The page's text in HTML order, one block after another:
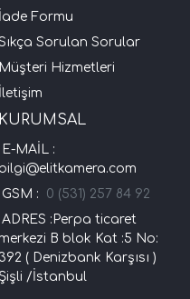
İade Formu
Sorulan Sorular
Müşteri Hizmetleri
İletişim
KURUMSAL
E-MAİL :
GSM : 0 (531) 257 84 92
ADRES :Perpa ticaret
B blok Kat :5 No:
392 ( Denizbank Karşısı )
Şişli /İstanbul